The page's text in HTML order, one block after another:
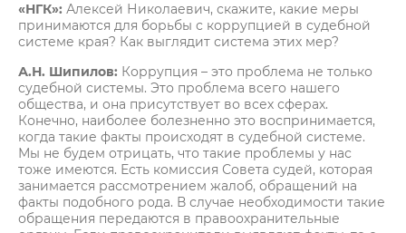
«НГК»: Алексей Николаевич, скажите, какие меры
принимаются для борьбы с коррупцией в судебной
системе края? Как выглядит система этих мер?
А.Н. Шипилов: Коррупция – это проблема не только
судебной системы. Это проблема всего нашего
общества, и она присутствует во всех сферах.
Конечно, наиболее болезненно это воспринимается,
когда такие факты происходят в судебной системе.
Мы не будем отрицать, что такие проблемы у нас
тоже имеются. Есть комиссия Совета судей, которая
занимается рассмотрением жалоб, обращений на
факты подобного рода. В случае необходимости такие
обращения передаются в правоохранительные